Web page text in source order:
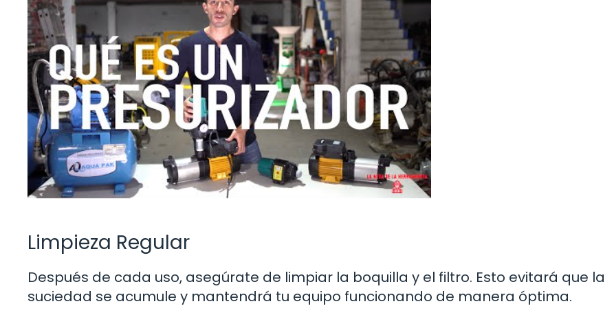
Limpieza Regular
Después de cada uso, asegúrate de limpiar la boquilla y el filtro. Esto evitará que la
suciedad se acumule y mantendrá tu equipo funcionando de manera óptima.